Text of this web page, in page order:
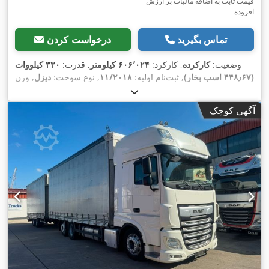
افزوده
درخواست کردن تماس بگیرید
وضعیت:کارکرده, کارکرد: ۶۰۶٬۰۲۴ کیلومتر , قدرت:
۳۳۰ کیلووات
(۴۴۸٫۶۷ اسب بخار)
, ثبت‌نام اولیه: ۱۱/۲۰۱۸, نوع سوخت: دیزل, وزن
, پیکربندی محور:
۱۲/۲۰۲۶
, رنگ:آبی, نوع چرخ‌دنده:خودکار, کلاس انتشار:یورو ۶ ,
حجم فضای بارگیری:
میلی‌متر
, عرض فضای بارگیری:۲٬۴۸۰ میلی‌متر
, ارتفاع فضای
بارگیری:
۲٬۸۵۰ میلی‌متر , تجهیزات:اِی‌بی‌اِس‎, بخاری پارکینگ, تهویه
,
آگهی کوچک